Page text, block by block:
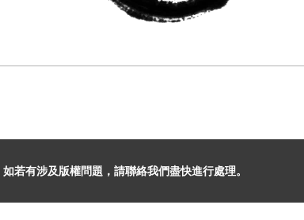
如若有涉及版權問題 ，請聯絡我們盡快進行處理。